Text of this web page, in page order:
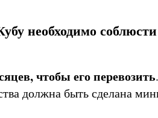
необходимо
чтобы его перевозить.
должна быть сделана